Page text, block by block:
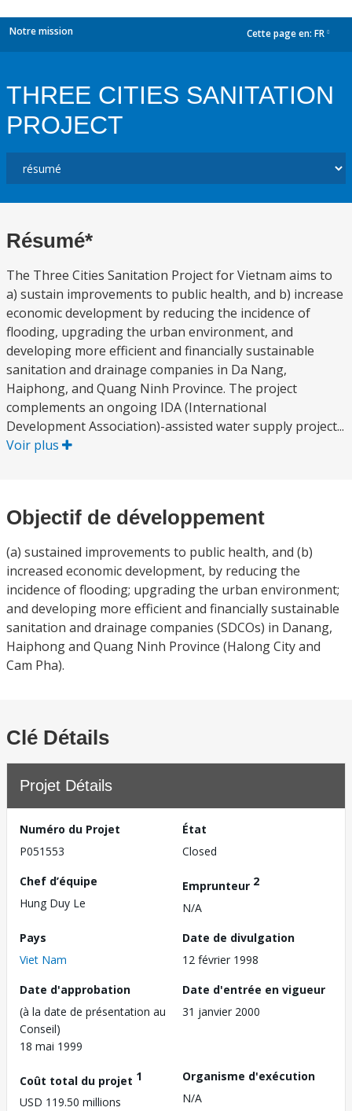
Notre mission Cette page en: FR
THREE CITIES SANITATION
PROJECT
Résumé*
The Three Cities Sanitation Project for Vietnam aims to
a) sustain improvements to public health, and b) increase
economic development by reducing the incidence of
flooding, upgrading the urban environment, and
developing more efficient and financially sustainable
sanitation and drainage companies in Da Nang,
Haiphong, and Quang Ninh Province. The project
complements an ongoing IDA (International
Development Association)-assisted water supply project...
Voir plus
Objectif de développement
(a) sustained improvements to public health, and (b)
increased economic development, by reducing the
incidence of flooding; upgrading the urban environment;
and developing more efficient and financially sustainable
sanitation and drainage companies (SDCOs) in Danang,
Haiphong and Quang Ninh Province (Halong City and
Cam Pha).
Clé Détails
Projet Détails
Numéro du Projet
P051553
État
Closed
Chef d’équipe
Hung Duy Le
Emprunteur 2
N/A
Pays
Viet Nam
Date de divulgation
12 février 1998
Date d'approbation
(à la date de présentation au
Conseil)
18 mai 1999
Date d'entrée en vigueur
31 janvier 2000
Coût total du projet 1
USD 119.50 millions
Organisme d'exécution
N/A